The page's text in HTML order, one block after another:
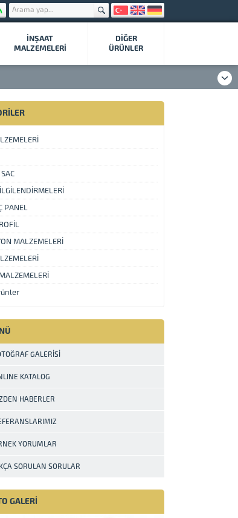
İNŞAAT
MALZEMELERİ
DIĞER
ÜRÜNLER
PANEL
MALZEMELERİ
GALERİSİ
KATALOG
HABERLER
YORUMLAR
SORULAN SORULAR
GALERİ